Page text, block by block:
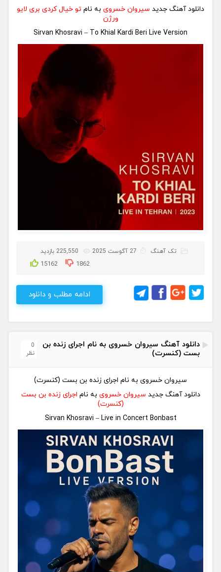
دانلود آهنگ جدید سیروان خسروی به نام تو خیال کردی بری لایو
ورژن
Sirvan Khosravi – To Khial Kardi Beri Live Version
تک آهنگ 27 آگوست 2025 225,550 بازدید
15162 1862
ادامه مطلب و دانلود
دانلود آهنگ سیروان خسروی به نام اجرای زنده بن
بست (کنسرت)
0
نظر
سیروان خسروی به نام اجرای زنده بن بست (کنسرت)
دانلود آهنگ جدید سیروان خسروی به نام اجرای زنده بن بست
(کنسرت)
Sirvan Khosravi – Live in Concert Bonbast